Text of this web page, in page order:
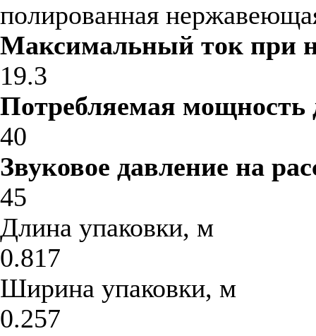
полированная
Максимальный ток при
19.3
Потребляемая мощность
40
Звуковое давление на
45
Длина упаковки, м
0.817
Ширина упаковки, м
0.257